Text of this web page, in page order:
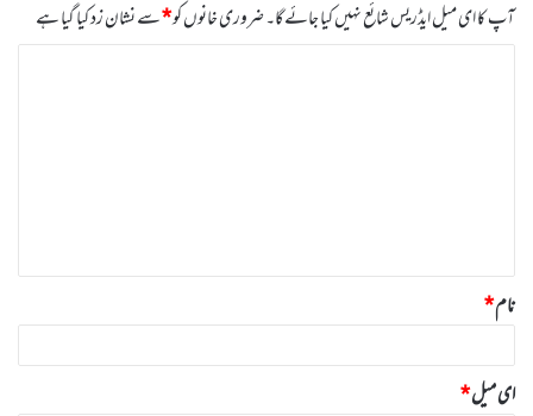
آپ کا ای میل ایڈریس شائع نہیں کیا جائے گا۔ضروری خانوں کو*سے نشان زد کیا گیا ہے
نام*
ای میل*